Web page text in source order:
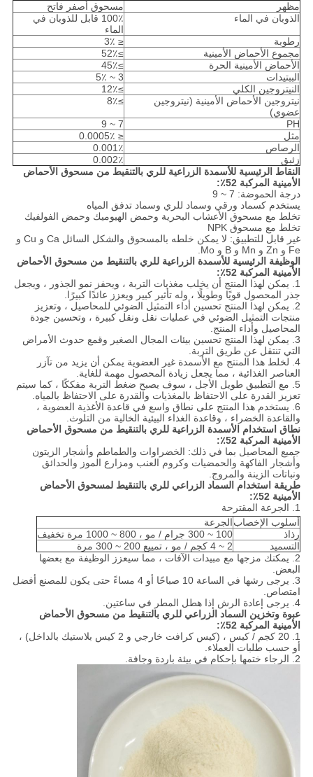
مظهر
مسحوق أصفر فاتح
الذوبان في الماء
100٪ قابل للذوبان في
الماء
رطوبة
≤ 3٪
مجموع الأحماض الأمينية
≥52٪
الأحماض الأمينية الحرة
≥45٪
الببتيدات
3 ~ 5٪
النيتروجين الكلي
≥12٪
نيتروجين الأحماض الأمينية (نيتروجين
عضوي)
≥8٪
PH
7 ~ 9
مثل
≤ 0.0005٪
الرصاص
0.001٪
زئبق
0.002٪
النقاط الرئيسية للأسمدة الزراعية للري بالتنقيط من مسحوق الأحماض
الأمينية المركبة 52٪:
درجة الحموضة: 7 ~ 9
يستخدم كسماد ورقي وسماد للري وسماد تدفق المياه
تخلط مع مسحوق الأعشاب البحرية وحمض الهيوميك وحمض الفولفيك
تخلط مع مسحوق NPK
غير قابل للتطبيق: لا يمكن خلطه بالمسحوق والشكل السائل Ca و Cu و
Fe و Zn و Mn و B و Mo.
الوظيفة الرئيسية للأسمدة الزراعية للري بالتنقيط من مسحوق الأحماض
الأمينية المركبة 52٪:
1. يمكن لهذا المنتج أن يخلب مغذيات التربة ، ويحفز نمو الجذور ، ويجعل
جذر المحصول قويًا وطويلًا ، وله تأثير كبير ويعزز عائدًا كبيرًا.
2. يمكن لهذا المنتج تحسين أداء التمثيل الضوئي للمحاصيل ، وتعزيز
منتجات التمثيل الضوئي في عمليات نقل ونقل كبيرة ، وتحسين جودة
المحاصيل وأداء المنتج.
3. يمكن لهذا المنتج تحسين بيئات المجال الصغير وقمع حدوث الأمراض
التي تنتقل عن طريق التربة.
4. لخلط هذا المنتج مع الأسمدة غير العضوية يمكن أن يزيد من تآزر
العناصر الغذائية ، مما يجعل زيادة المحصول مهمة للغاية.
5. مع التطبيق طويل الأجل ، سوف يصبح ضغط التربة مفككًا ، كما سيتم
تعزيز القدرة على الاحتفاظ بالمغذيات والقدرة على الاحتفاظ بالمياه.
6. يستخدم هذا المنتج على نطاق واسع في قاعدة الأغذية العضوية ،
والقاعدة الخضراء ، وقاعدة الغذاء البيئية الخالية من التلوث.
نطاق استخدام الأسمدة الزراعية للري بالتنقيط من مسحوق الأحماض
الأمينية المركبة 52٪:
جميع المحاصيل بما في ذلك: الخضراوات والطماطم وأشجار الزيتون
وأشجار الفاكهة والحمضيات وكروم العنب ومزارع الموز والحدائق
ونباتات الزينة والمروج.
طريقة استخدام السماد الزراعي للري بالتنقيط لمسحوق الأحماض
الأمينية 52٪:
1. الجرعة المقترحة
أسلوب الإخصابالجرعة
رذاذ
100 ~ 300 جرام / مو ، 800 ~ 1000 مرة تخفيف
التسميد
2 ~ 4 كجم / مو ، تمييع 200 ~ 300 مرة
2. يمكنك مزجها مع مبيدات الآفات ، مما سيعزز الوظيفة مع بعضها
البعض.
3. يرجى رشها في الساعة 10 صباحًا أو 4 مساءً حتى يكون للمصنع أفضل
امتصاص.
4. يرجى إعادة الرش إذا هطل المطر في ساعتين.
عبوة وتخزين السماد الزراعي للري بالتنقيط من مسحوق الأحماض
الأمينية المركبة 52٪:
1. 20 كجم / كيس ، (كيس كرافت خارجي و 2 كيس بلاستيك بالداخل) ،
أو حسب طلبات العملاء.
2. الرجاء ختمها بإحكام في بيئة باردة وجافة.